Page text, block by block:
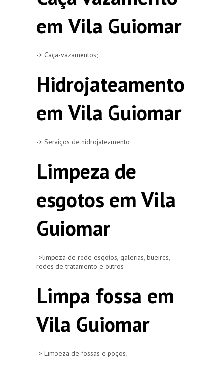
em Vila Guiomar
-> Caça-vazamentos;
Hidrojateamento
em Vila Guiomar
-> Serviços de hidrojateamento;
Limpeza de
esgotos em Vila
Guiomar
->limpeza de rede esgotos, galerias, bueiros,
redes de tratamento e outros
Limpa fossa em
Vila Guiomar
-> Limpeza de fossas e poços;